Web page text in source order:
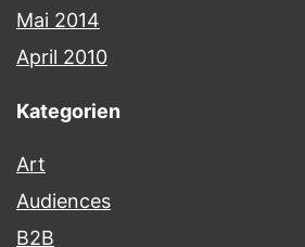
Mai 2014
April 2010
Kategorien
Art
Audiences
B2B